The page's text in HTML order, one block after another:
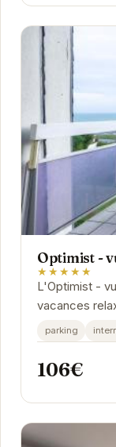
Optimist -
★★★★★
L'Optimist -
vacances
Saint-Cast-
parking
106€